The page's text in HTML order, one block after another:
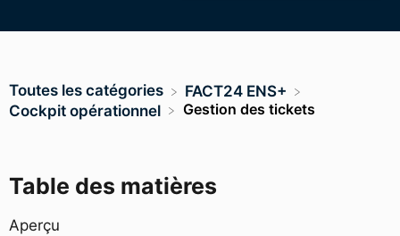
Table des matières
Aperçu
Toutes les catégories
​FACT24 ENS+
​Cockpit opérationnel
Gestion des tickets